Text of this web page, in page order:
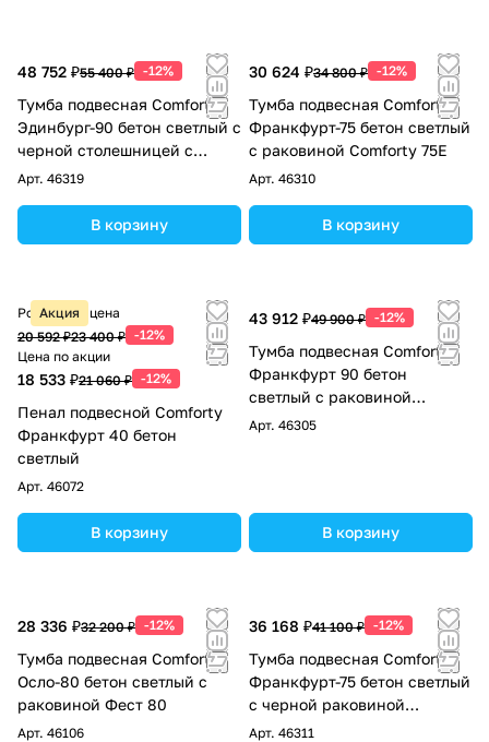
48 752 ₽55 400 ₽ -12%
Тумба подвесная Comforty
Эдинбург-90 бетон светлый с
черной столешницей с
раковиной Comforty 78189
Арт. 46319
В корзину
30 624 ₽34 800 ₽ -12%
Тумба подвесная Comforty
Франкфурт-75 бетон светлый
с раковиной Comforty 75E
Арт. 46310
В корзину
Акция
Розничная цена
20 592 ₽23 400 ₽ -12%
Цена по акции
18 533 ₽21 060 ₽ -12%
Пенал подвесной Comforty
Франкфурт 40 бетон
светлый
Арт. 46072
В корзину
43 912 ₽49 900 ₽ -12%
Тумба подвесная Comforty
Франкфурт 90 бетон
светлый с раковиной
Comforty 90E черная
Арт. 46305
В корзину
28 336 ₽32 200 ₽ -12%
Тумба подвесная Comforty
Осло-80 бетон светлый с
раковиной Фест 80
Арт. 46106
36 168 ₽41 100 ₽ -12%
Тумба подвесная Comforty
Франкфурт-75 бетон светлый
с черной раковиной
Comforty 75E
Арт. 46311